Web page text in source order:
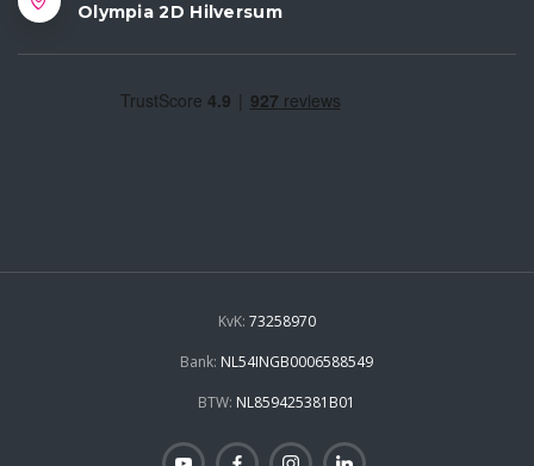
Olympia 2D Hilversum
KvK: 73258970
Bank: NL54INGB0006588549
BTW: NL859425381B01